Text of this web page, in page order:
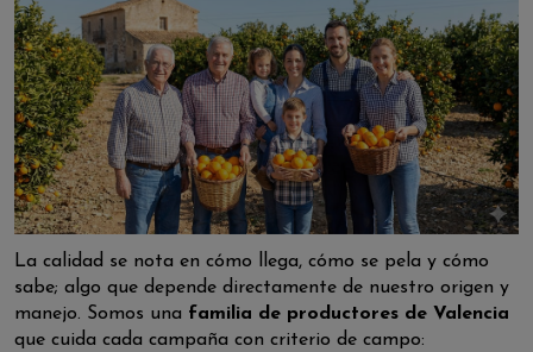
La calidad se nota en cómo llega, cómo se pela y cómo
sabe; algo que depende directamente de nuestro origen y
manejo. Somos una familia de productores de Valencia
que cuida cada campaña con criterio de campo: